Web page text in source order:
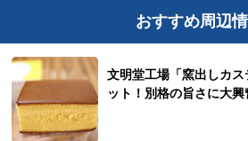
おすすめ周辺
文明堂工場「窯出しカ
ット！別格の旨さに大